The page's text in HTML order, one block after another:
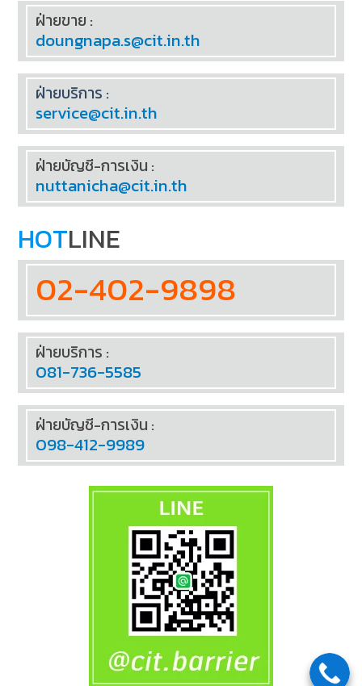
ฝ่ายขาย :
doungnapa.s@cit.in.th
ฝ่ายบริการ :
service@cit.in.th
ฝ่ายบัญชี-การเงิน :
nuttanicha@cit.in.th
HOTLINE
02-402-9898
ฝ่ายบริการ :
081-736-5585
ฝ่ายบัญชี-การเงิน :
098-412-9989